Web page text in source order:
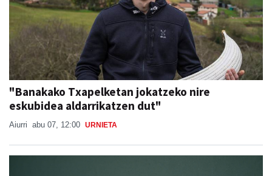
"Banakako Txapelketan jokatzeko nire
eskubidea aldarrikatzen dut"
Aiurri abu 07, 12:00 URNIETA